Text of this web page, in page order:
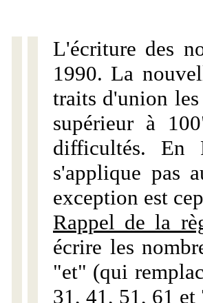
L'écriture des
1990. La
traits d'union
supérieur à
difficultés. En
s'applique pas
exception est
Rappel de la
écrire les
"et" (qui
31, 41, 51, 61 et